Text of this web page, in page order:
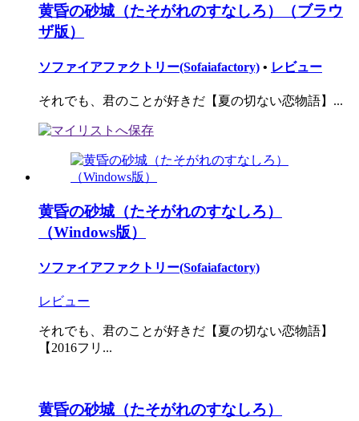
黄昏の砂城（たそがれのすなしろ）（ブラウ
ザ版）
ソファイアファクトリー(Sofaiafactory) • レビュー
それでも、君のことが好きだ【夏の切ない恋物語】...
黄昏の砂城（たそがれのすなしろ）
（Windows版）
ソファイアファクトリー(Sofaiafactory)
レビュー
それでも、君のことが好きだ【夏の切ない恋物語】
【2016フリ...
黄昏の砂城（たそがれのすなしろ）